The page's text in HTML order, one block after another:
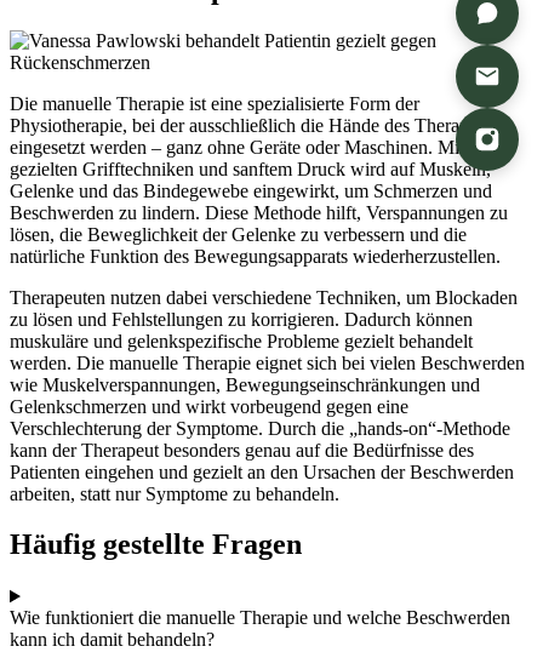
Die manuelle Therapie ist eine spezialisierte Form der
Physiotherapie, bei der ausschließlich die Hände des Therapeuten
eingesetzt werden – ganz ohne Geräte oder Maschinen. Mit
gezielten Grifftechniken und sanftem Druck wird auf Muskeln,
Gelenke und das Bindegewebe eingewirkt, um Schmerzen und
Beschwerden zu lindern. Diese Methode hilft, Verspannungen zu
lösen, die Beweglichkeit der Gelenke zu verbessern und die
natürliche Funktion des Bewegungsapparats wiederherzustellen.
Therapeuten nutzen dabei verschiedene Techniken, um Blockaden
zu lösen und Fehlstellungen zu korrigieren. Dadurch können
muskuläre und gelenkspezifische Probleme gezielt behandelt
werden. Die manuelle Therapie eignet sich bei vielen Beschwerden
wie Muskelverspannungen, Bewegungseinschränkungen und
Gelenkschmerzen und wirkt vorbeugend gegen eine
Verschlechterung der Symptome. Durch die „hands-on“-Methode
kann der Therapeut besonders genau auf die Bedürfnisse des
Patienten eingehen und gezielt an den Ursachen der Beschwerden
arbeiten, statt nur Symptome zu behandeln.
Häufig gestellte Fragen
Wie funktioniert die manuelle Therapie und welche Beschwerden
kann ich damit behandeln?